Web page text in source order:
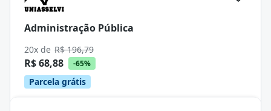
Administração Pública
20x de R$ 196,79
R$ 68,88 -65%
Parcela grátis